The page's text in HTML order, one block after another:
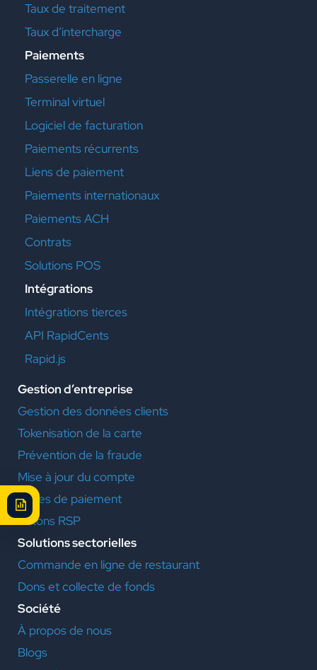
Taux de traitement
Taux d’intercharge
Paiements
Passerelle en ligne
Terminal virtuel
Logiciel de facturation
Paiements récurrents
Liens de paiement
Paiements internationaux
Paiements ACH
Contrats
Solutions POS
Intégrations
Intégrations tierces
API RapidCents
Rapid.js
Gestion d’entreprise
Gestion des données clients
Tokenisation de la carte
Prévention de la fraude
Mise à jour du compte
Pages de paiement
Jetons RSP
Solutions sectorielles
Commande en ligne de restaurant
Dons et collecte de fonds
Société
À propos de nous
Blogs